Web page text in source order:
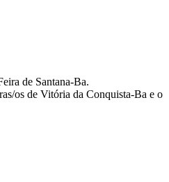
de Santana-Ba.
os de Vitória da Conquista-Ba e o